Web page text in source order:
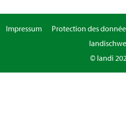
Impressum Protection des
© landi